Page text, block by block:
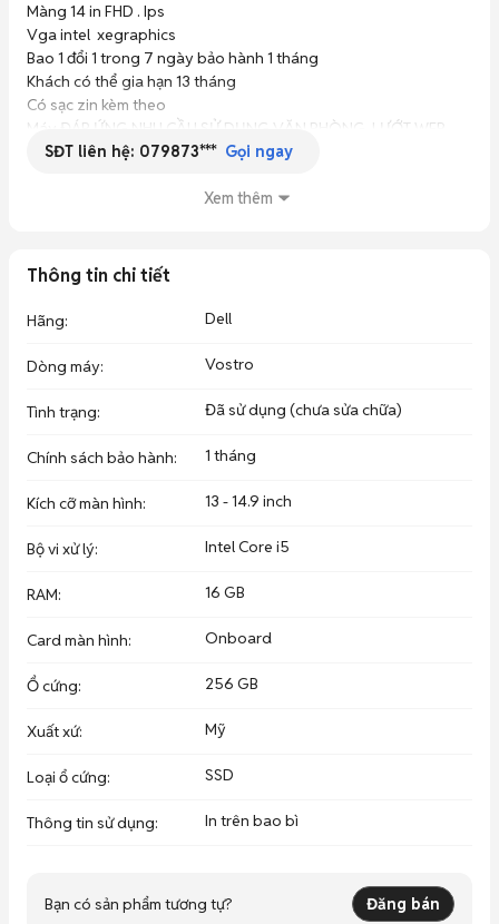
Màng 14 in FHD . Ips
Vga intel  xegraphics
Bao 1 đổi 1 trong 7 ngày bảo hành 1 tháng
Khách có thể gia hạn 13 tháng
Có sạc zin kèm theo
Máy ĐÁP ỨNG NHU CẦU SỬ DỤNG VĂN PHÒNG. LƯỚT WEB
THẢ GA + HỌC ONLINE
usb sử dụng bình thường. camera rõ nét tấc cả các chức năng
lại tin nhắn zalo để nhân viên tư vấn thêm. 🍀Click vào trang cửa
hàng để xem nhiều sản phẩm phẩm giá rẻ 🔥
⏩shop mở cửa 8h sáng đến 21h30 tối (Từ thứ 2 đến chủ nhật
🏪Đc 178/11 nguyễn kim.F6.q10
SĐT liên hệ: 079873*** Gọi ngay
Xem thêm
Thông tin chi tiết
Hãng: Dell
Dòng máy: Vostro
Tình trạng: Đã sử dụng (chưa sửa chữa)
Chính sách bảo hành: 1 tháng
Kích cỡ màn hình: 13 - 14.9 inch
Bộ vi xử lý: Intel Core i5
RAM: 16 GB
Card màn hình: Onboard
Ổ cứng: 256 GB
Xuất xứ: Mỹ
Loại ổ cứng: SSD
Thông tin sử dụng: In trên bao bì
Bạn có sản phẩm tương tự? Đăng bán